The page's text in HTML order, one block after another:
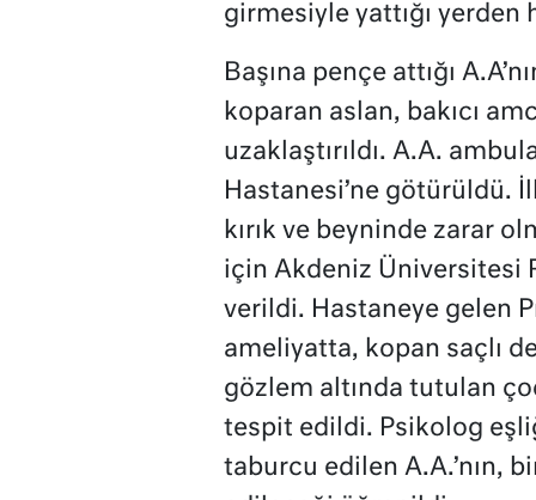
girmesiyle yattığı yerden
Başına pençe attığı
koparan aslan, bakıcı
uzaklaştırıldı. A.A.
Hastanesi’ne götürüldü.
kırık ve beyninde zarar
için Akdeniz Üniversitesi
verildi. Hastaneye gelen
ameliyatta, kopan saçlı
gözlem altında tutulan
tespit edildi. Psikolog
taburcu edilen A.A.’nın,